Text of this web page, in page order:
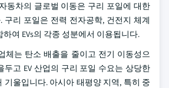
동차의 글로벌 이동은 구리 포일에 대한
구리 포일은 전력 전자공학, 건전지 체계
여 EVs의 각종 성분에서 이용됩니다.
체는 탄소 배출을 줄이고 전기 이동성으
두고 EV 산업의 구리 포일 수요는 상당한
기울입니다. 아시아 태평양 지역, 특히 중